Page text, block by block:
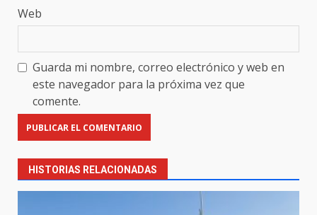
Web
Guarda mi nombre, correo electrónico y web en
este navegador para la próxima vez que
comente.
HISTORIAS RELACIONADAS